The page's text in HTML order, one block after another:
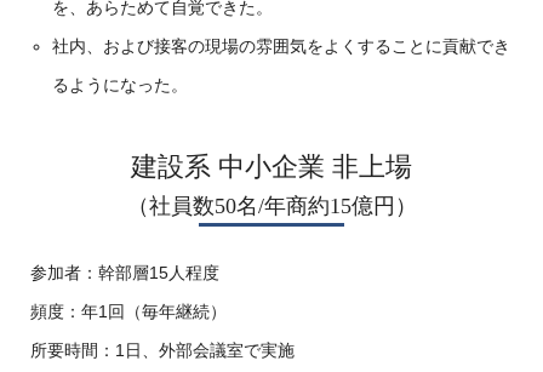
を、あらためて自覚できた。
社内、および接客の現場の雰囲気をよくすることに貢献でき
るようになった。
建設系 中小企業 非上場
（社員数50名/年商約15億円）
参加者：幹部層15人程度
頻度：年1回（毎年継続）
所要時間：1日、外部会議室で実施